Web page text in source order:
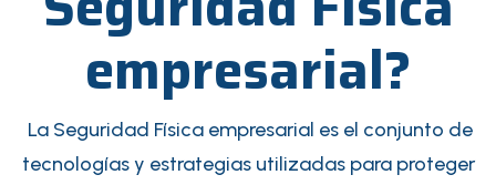
empresarial?
La Seguridad Física empresarial es el conjunto de
tecnologías y estrategias utilizadas para proteger